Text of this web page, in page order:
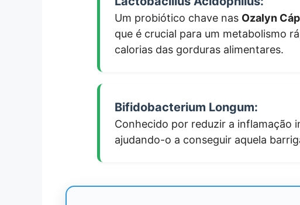
Um probiótico chave nas Ozalyn
que é crucial para um metabolismo
calorias das gorduras alimentares.
Bifidobacterium Longum:
Conhecido por reduzir a inflamação
ajudando-o a conseguir aquela